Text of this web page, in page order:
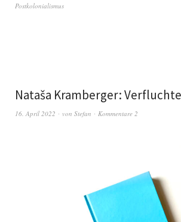
Postkolonialismus
Nataša Kramberger:
16. April 2022 von Stefan Kommentare 2